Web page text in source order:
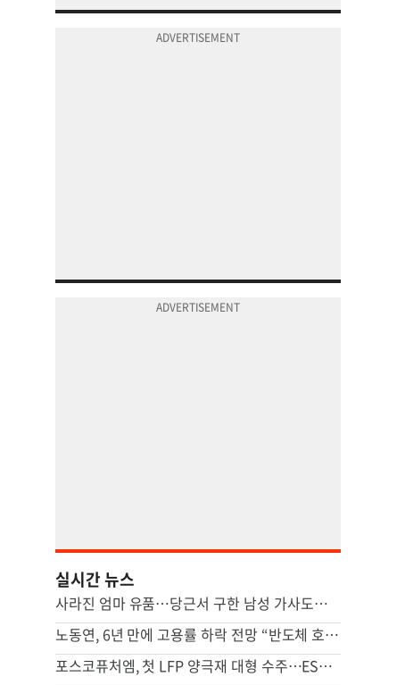
실시간 뉴스
사라진 엄마 유품…당근서 구한 남성 가사도우미가 범인이었다
노동연, 6년 만에 고용률 하락 전망 “반도체 호황, 고용 파급 적어”
포스코퓨처엠, 첫 LFP 양극재 대형 수주…ESS 공략 본격화